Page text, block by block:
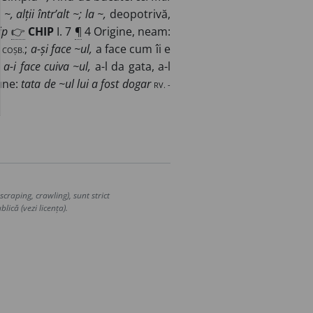
alții într’alt ~; la ~, deopotrivă,
👉 CHIPI. 7 ¶ 4 Origine, neam:
COȘB.; a-și face ~ul, a face cum îi e
;a-i face cuiva ~ul, a-l da gata, a-l
tata de ~ul lui a fost dogar RV. -
crawling), sunt strict
(vezi licența).